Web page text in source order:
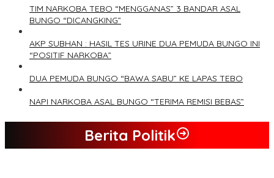
TIM NARKOBA TEBO “MENGGANAS” 3 BANDAR ASAL
BUNGO “DICANGKING”
AKP SUBHAN : HASIL TES URINE DUA PEMUDA BUNGO INI
“POSITIF NARKOBA”
DUA PEMUDA BUNGO “BAWA SABU” KE LAPAS TEBO
NAPI NARKOBA ASAL BUNGO “TERIMA REMISI BEBAS”
Berita Politik